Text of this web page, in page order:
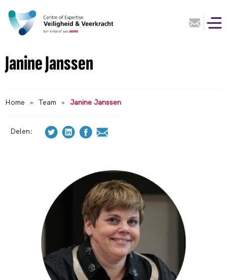
Janine Janssen
Home » Team » Janine Janssen
Delen: